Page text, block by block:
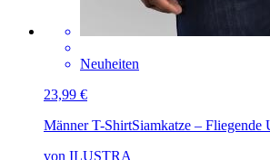
Neuheiten
23,99 €
Männer T-ShirtSiamkatze – Fliegende
von ILUSTRA